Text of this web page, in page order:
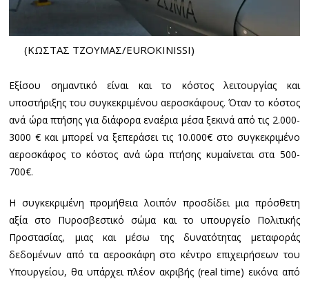
(ΚΩΣΤΑΣ ΤΖΟΥΜΑΣ/EUROKINISSI)
Εξίσου σημαντικό είναι και το κόστος λειτουργίας και
υποστήριξης του συγκεκριμένου αεροσκάφους. Όταν το κόστος
ανά ώρα πτήσης για διάφορα εναέρια μέσα ξεκινά από τις 2.000-
3000 € και μπορεί να ξεπεράσει τις 10.000€ στο συγκεκριμένο
αεροσκάφος το κόστος ανά ώρα πτήσης κυμαίνεται στα 500-
700€.
Η συγκεκριμένη προμήθεια λοιπόν προσδίδει μια πρόσθετη
αξία στο Πυροσβεστικό σώμα και το υπουργείο Πολιτικής
Προστασίας, μιας και μέσω της δυνατότητας μεταφοράς
δεδομένων από τα αεροσκάφη στο κέντρο επιχειρήσεων του
Υπουργείου, θα υπάρχει πλέον ακριβής (real time) εικόνα από